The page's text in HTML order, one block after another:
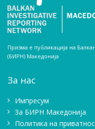
Призма е публикација на
(БИРН) Македонија
За нас
Импресум
Зa БИРН Македонија
Политика на